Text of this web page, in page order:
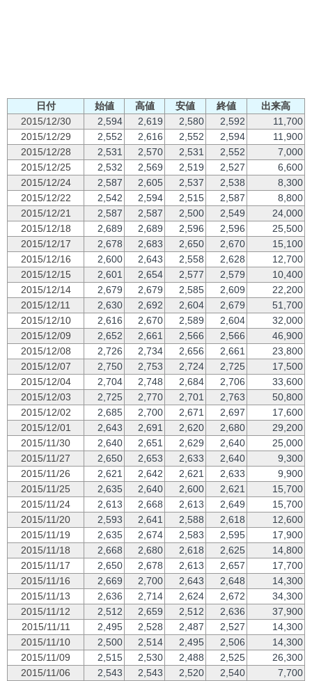
日付 始値 高値 安値 終値
出来高
2015/12/30
2,594 2,619 2,580 2,592
11,700
2015/12/29
2,552 2,616 2,552 2,594
11,900
2015/12/28
2,531 2,570 2,531 2,552
7,000
2015/12/25
2,532 2,569 2,519 2,527
6,600
2015/12/24
2,587 2,605 2,537 2,538
8,300
2015/12/22
2,542 2,594 2,515 2,587
8,800
2015/12/21
2,587 2,587 2,500 2,549
24,000
2015/12/18
2,689 2,689 2,596 2,596
25,500
2015/12/17
2,678 2,683 2,650 2,670
15,100
2015/12/16
2,600 2,643 2,558 2,628
12,700
2015/12/15
2,601 2,654 2,577 2,579
10,400
2015/12/14
2,679 2,679 2,585 2,609
22,200
2015/12/11
2,630 2,692 2,604 2,679
51,700
2015/12/10
2,616 2,670 2,589 2,604
32,000
2015/12/09
2,652 2,661 2,566 2,566
46,900
2015/12/08
2,726 2,734 2,656 2,661
23,800
2015/12/07
2,750 2,753 2,724 2,725
17,500
2015/12/04
2,704 2,748 2,684 2,706
33,600
2015/12/03
2,725 2,770 2,701 2,763
50,800
2015/12/02
2,685 2,700 2,671 2,697
17,600
2015/12/01
2,643 2,691 2,620 2,680
29,200
2015/11/30
2,640 2,651 2,629 2,640
25,000
2015/11/27
2,650 2,653 2,633 2,640
9,300
2015/11/26
2,621 2,642 2,621 2,633
9,900
2015/11/25
2,635 2,640 2,600 2,621
15,700
2015/11/24
2,613 2,668 2,613 2,649
15,700
2015/11/20
2,593 2,641 2,588 2,618
12,600
2015/11/19
2,635 2,674 2,583 2,595
17,900
2015/11/18
2,668 2,680 2,618 2,625
14,800
2015/11/17
2,650 2,678 2,613 2,657
17,700
2015/11/16
2,669 2,700 2,643 2,648
14,300
2015/11/13
2,636 2,714 2,624 2,672
34,300
2015/11/12
2,512 2,659 2,512 2,636
37,900
2015/11/11
2,495 2,528 2,487 2,527
14,300
2015/11/10
2,500 2,514 2,495 2,506
14,300
2015/11/09
2,515 2,530 2,488 2,525
26,300
2015/11/06
2,543 2,543 2,520 2,540
7,700